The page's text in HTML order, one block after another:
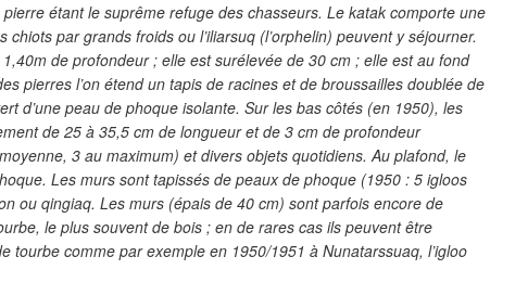
pierre étant le suprême refuge des chasseurs. Le katak comporte une
chiots par grands froids ou l’iliarsuq (l’orphelin) peuvent y séjourner.
de profondeur ; elle est surélevée de 30 cm ; elle est au fond
pierres l’on étend un tapis de racines et de broussailles doublée de
d’une peau de phoque isolante. Sur les bas côtés (en 1950), les
de 25 à 35,5 cm de longueur et de 3 cm de profondeur
3 au maximum) et divers objets quotidiens. Au plafond, le
Les murs sont tapissés de peaux de phoque (1950 : 5 igloos
ou qingiaq. Les murs (épais de 40 cm) sont parfois encore de
le plus souvent de bois ; en de rares cas ils peuvent être
tourbe comme par exemple en 1950/1951 à Nunatarssuaq, l’igloo